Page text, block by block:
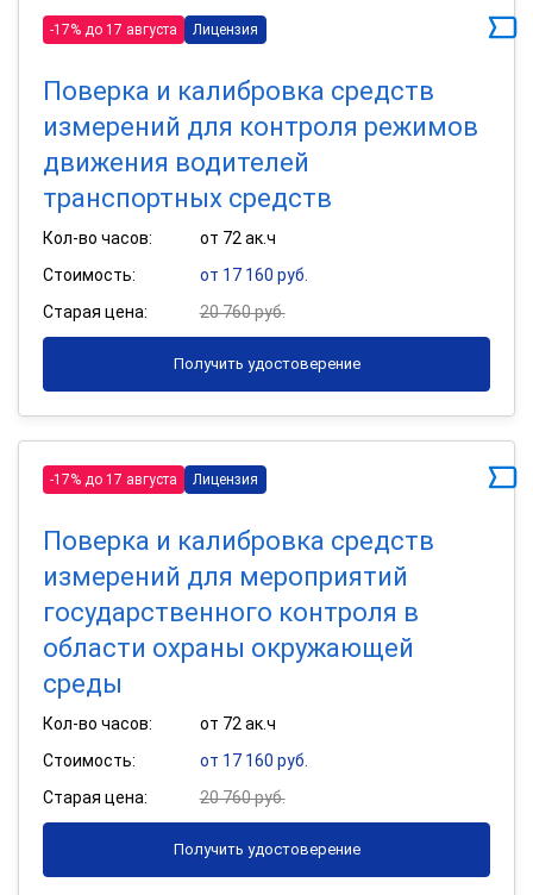
-17% до 17 августа Лицензия
Поверка и калибровка средств
измерений для контроля режимов
движения водителей
транспортных средств
Кол-во часов:
от 72 ак.ч
Стоимость:
от 17 160 руб.
Старая цена:
20 760 руб.
Получить удостоверение
-17% до 17 августа Лицензия
Поверка и калибровка средств
измерений для мероприятий
государственного контроля в
области охраны окружающей
среды
Кол-во часов:
от 72 ак.ч
Стоимость:
от 17 160 руб.
Старая цена:
20 760 руб.
Получить удостоверение